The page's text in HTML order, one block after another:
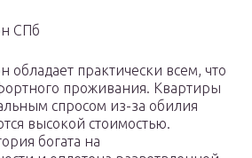
СПб
обладает практически всем, что
проживания. Квартиры
спросом из-за обилия
высокой стоимостью.
богата на